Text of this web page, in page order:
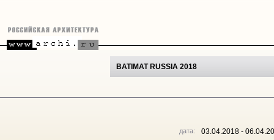
BATIMAT RUSSIA 2018
дата: 03.04.2018 -